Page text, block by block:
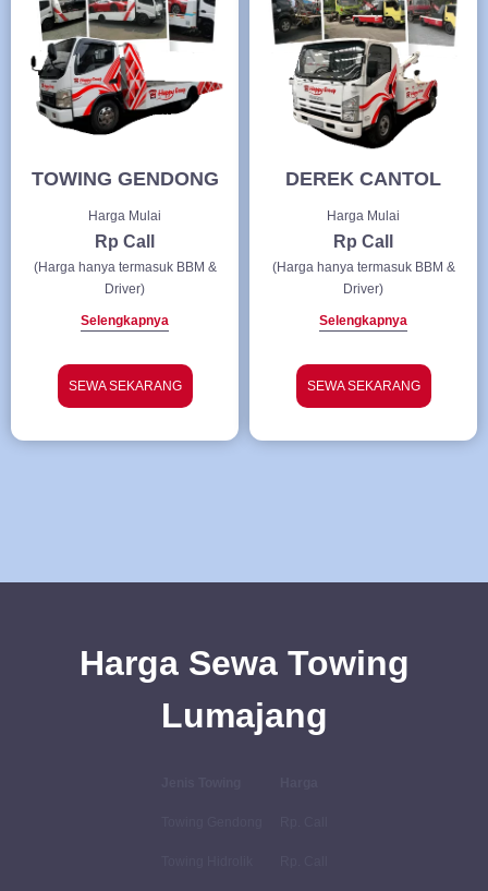
TOWING GENDONG
Harga Mulai
Rp Call
(Harga hanya termasuk BBM &
Driver)
Selengkapnya
SEWA SEKARANG
DEREK CANTOL
Harga Mulai
Rp Call
(Harga hanya termasuk BBM &
Driver)
Selengkapnya
SEWA SEKARANG
Harga Sewa Towing
Lumajang